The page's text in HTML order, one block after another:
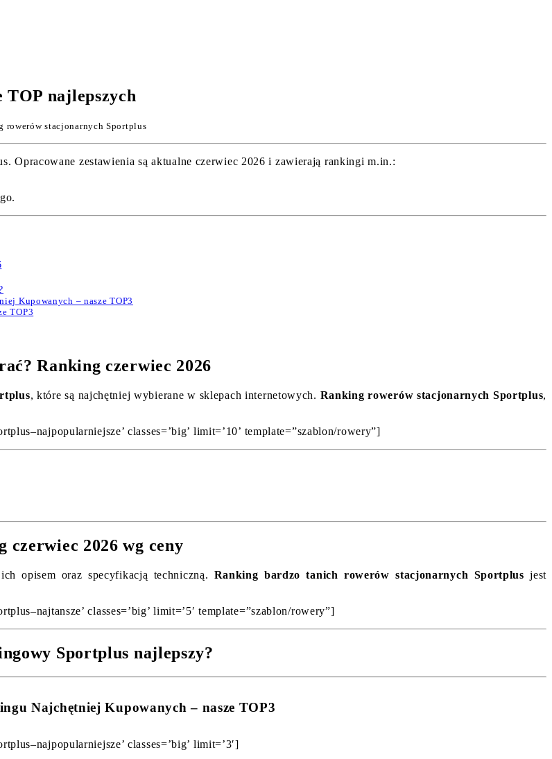
TOP najlepszych
rowerów stacjonarnych Sportplus
Opracowane zestawienia są aktualne czerwiec 2026 i zawierają rankingi m.in.:
Kupowanych – nasze TOP3
TOP3
Ranking czerwiec 2026
, które są najchętniej wybierane w sklepach internetowych. Ranking rowerów stacjonarnych Sportplus,
classes=’big’ limit=’10’ template=”szablon/rowery”]
czerwiec 2026 wg ceny
opisem oraz specyfikacją techniczną. Ranking bardzo tanich rowerów stacjonarnych Sportplus jest
classes=’big’ limit=’5′ template=”szablon/rowery”]
Sportplus najlepszy?
Najchętniej Kupowanych – nasze TOP3
classes=’big’ limit=’3′]